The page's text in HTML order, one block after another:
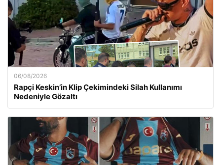
06/08/2026
Rapçi Keskin’in Klip Çekimindeki Silah Kullanımı
Nedeniyle Gözaltı